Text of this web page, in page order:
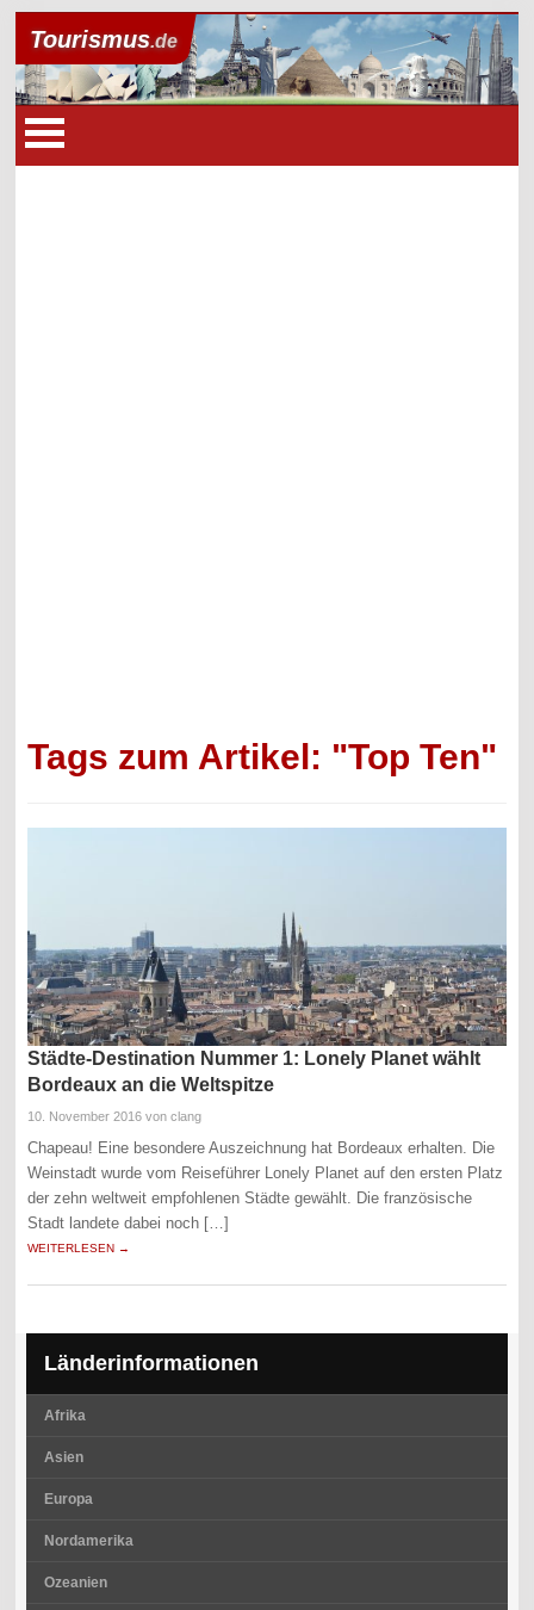
Tourismus.de
Tags zum Artikel: "Top Ten"
Städte-Destination Nummer 1: Lonely Planet wählt
Bordeaux an die Weltspitze
10. November 2016 von clang
Chapeau! Eine besondere Auszeichnung hat Bordeaux erhalten. Die
Weinstadt wurde vom Reiseführer Lonely Planet auf den ersten Platz
der zehn weltweit empfohlenen Städte gewählt. Die französische
Stadt landete dabei noch […]
WEITERLESEN →
Länderinformationen
Afrika
Asien
Europa
Nordamerika
Ozeanien